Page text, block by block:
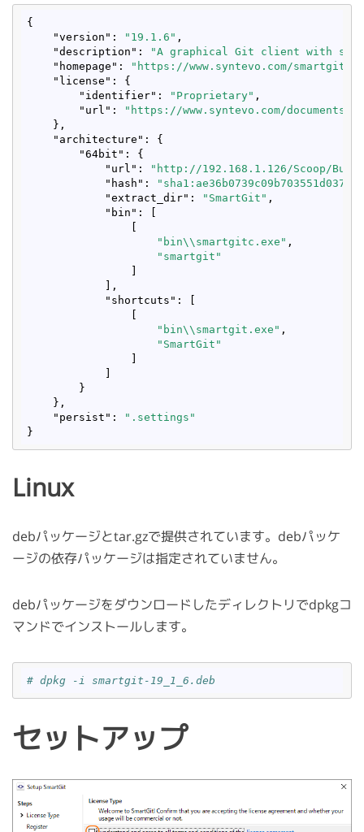
{
"version" : "19.1.6" ,
"description" :
"A graphical Git client with
"homepage" : "https://www.syntevo.com/smartgit/"
"license" : {
"identifier" : "Proprietary" ,
"url" :
"https://www.syntevo.com/
    },
"architecture" : {
"64bit" : {
"url" :
"http://192.168.1.126/Scoop/
"hash" :
"extract_dir" : "SmartGit" ,
"bin" : [
                [
"bin\\smartgitc.exe" ,
"smartgit"
                ]
            ],
"shortcuts" : [
                [
"bin\\smartgit.exe" ,
"SmartGit"
                ]
            ]
        }
    },
"persist" :
".settings"
Linux
debパッケージとtar.gzで提供されています。debパッケ
ージの依存パッケージは指定されていません。
debパッケージをダウンロードしたディレクトリでdpkgコ
マンドでインストールします。
# dpkg -i smartgit-19_1_6.deb
セットアップ